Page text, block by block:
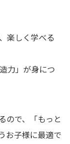
楽しく学べる
力」が身につ
ので、「もっと
お子様に最適で